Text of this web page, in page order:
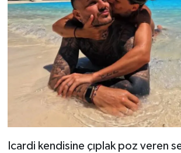
Icardi kendisine çıplak poz veren